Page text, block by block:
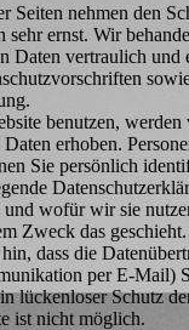
Seiten nehmen den
sehr ernst. Wir
Daten vertraulich und
benutzen, werden
erhoben.
Sie persönlich
wofür wir sie
Zweck das geschieht.
dass die
per E-Mail)
lückenloser Schutz
ist nicht möglich.